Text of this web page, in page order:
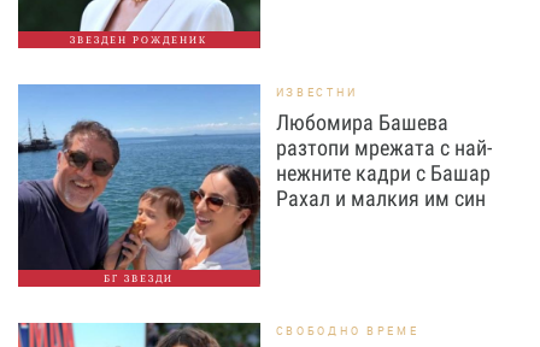
ЗВЕЗДЕН РОЖДЕНИК
БГ ЗВЕЗДИ
ИЗВЕСТНИ
Любомира Башева
разтопи мрежата с най-
нежните кадри с Башар
Рахал и малкия им син
СВОБОДНО ВРЕМЕ